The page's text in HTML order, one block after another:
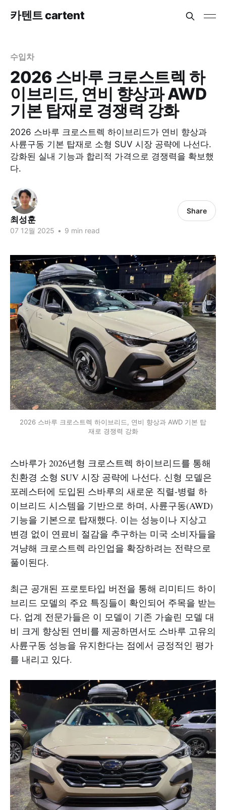
카텐트 cartent
수입차
2026 스바루 크로스트렉 하
이브리드, 연비 향상과 AWD
기본 탑재로 경쟁력 강화
2026 스바루 크로스트렉 하이브리드가 연비 향상과
사륜구동 기본 탑재로 소형 SUV 시장 공략에 나선다.
강화된 실내 기능과 합리적 가격으로 경쟁력을 확보했
다.
최성훈
07 12월 2025 • 9 min read
Share
2026 스바루 크로스트렉 하이브리드, 연비 향상과 AWD 기본 탑
재로 경쟁력 강화
스바루가 2026년형 크로스트렉 하이브리드를 통해
친환경 소형 SUV 시장 공략에 나선다. 신형 모델은
포레스터에 도입된 스바루의 새로운 직렬-병렬 하
이브리드 시스템을 기반으로 하며, 사륜구동(AWD)
기능을 기본으로 탑재했다. 이는 성능이나 지상고
변경 없이 연료비 절감을 추구하는 미국 소비자들을
겨냥해 크로스트렉 라인업을 확장하려는 전략으로
풀이된다.
최근 공개된 프로토타입 버전을 통해 리미티드 하이
브리드 모델의 주요 특징들이 확인되어 주목을 받는
다. 업계 전문가들은 이 모델이 기존 가솔린 모델 대
비 크게 향상된 연비를 제공하면서도 스바루 고유의
사륜구동 성능을 유지한다는 점에서 긍정적인 평가
를 내리고 있다.